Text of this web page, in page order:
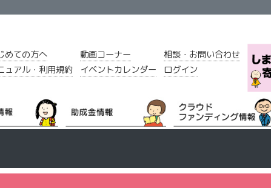
めての方へ
ュアル・利用規約
動画コーナー
イベントカレンダー
相談・お問い合わせ
ログイン